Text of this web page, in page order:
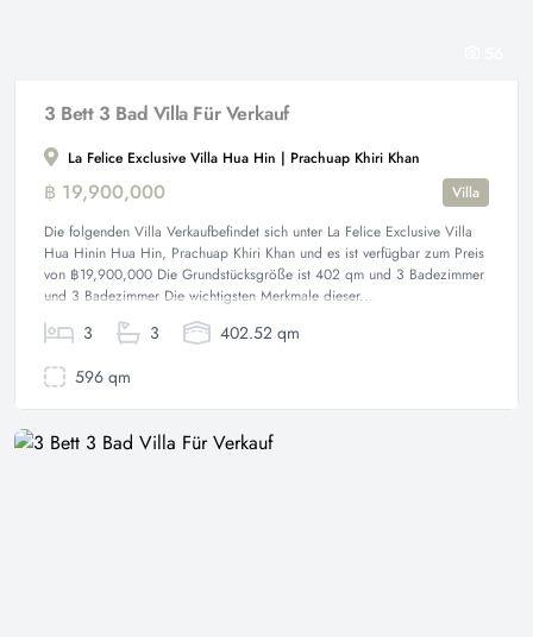
3 Bett 3 Bad Villa Für Verkauf
La Felice Exclusive Villa Hua Hin | Prachuap Khiri Khan
฿ 19,900,000
Villa
Die folgenden Villa Verkaufbefindet sich unter La Felice Exclusive Villa
Hua Hinin Hua Hin, Prachuap Khiri Khan und es ist verfügbar zum Preis
von ฿19,900,000 Die Grundstücksgröße ist 402 qm und 3 Badezimmer
und 3 Badezimmer Die wichtigsten Merkmale dieser...
3 3
402.52 qm
596 qm